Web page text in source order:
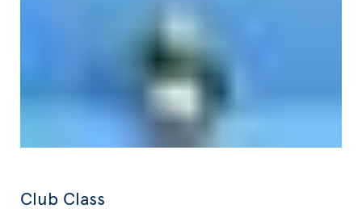
Club Class